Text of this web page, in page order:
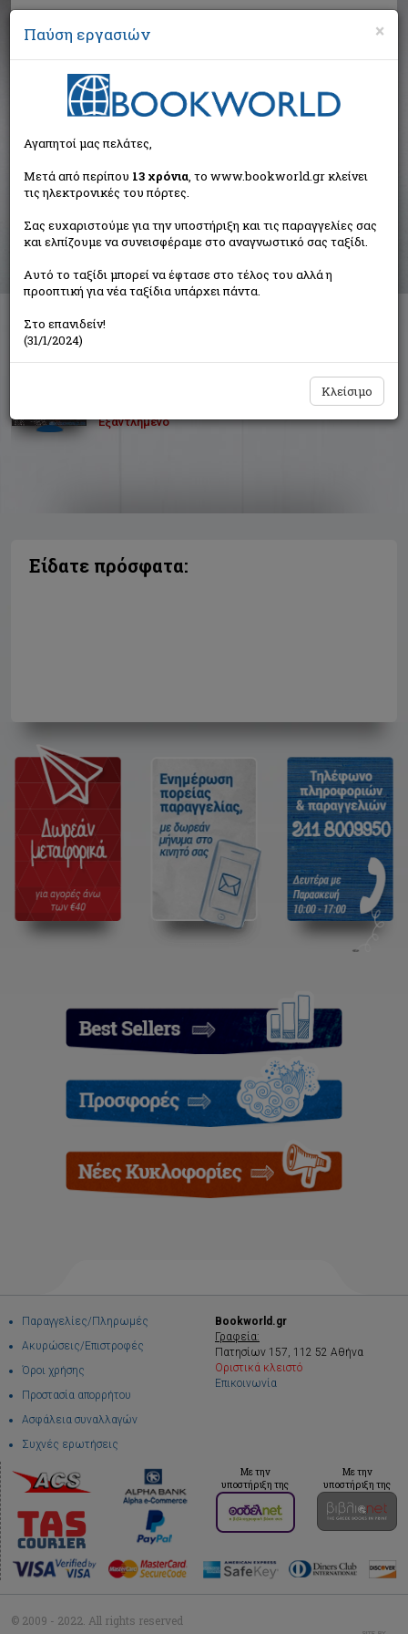
Αναζήτηση
Αποτελέσματα αναζήτησης
Συγγραφέας: Χατζηνικολάου Στέργιος (1 βιβλία)
Ταξινόμηση ανά:
Τα μυστικά των ισολογισμών
Εξαντλημένο
Είδατε πρόσφατα:
Παραγγελίες/Πληρωμές
Ακυρώσεις/Επιστροφές
Όροι χρήσης
Προστασία απορρήτου
Ασφάλεια συναλλαγών
Συχνές ερωτήσεις
Bookworld.gr
Γραφεία:
Πατησίων 157, 112 52 Αθήνα
Οριστικά κλειστό
Επικοινωνία
Με την
υποστήριξη της
Με την
υποστήριξη της
© 2009 - 2022. All rights reserved
×
Παύση εργασιών
Αγαπητοί μας πελάτες,
Μετά από περίπου 13 χρόνια, το www.bookworld.gr κλείνει
τις ηλεκτρονικές του πόρτες.
Σας ευχαριστούμε για την υποστήριξη και τις παραγγελίες σας
και ελπίζουμε να συνεισφέραμε στο αναγνωστικό σας ταξίδι.
Αυτό το ταξίδι μπορεί να έφτασε στο τέλος του αλλά η
προοπτική για νέα ταξίδια υπάρχει πάντα.
Στο επανιδείν!
(31/1/2024)
Κλείσιμο